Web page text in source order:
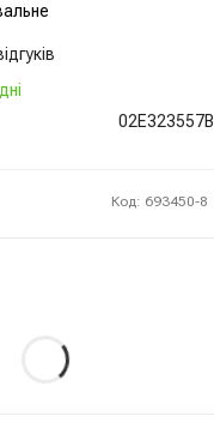
02E323557B
Код: 693450-8